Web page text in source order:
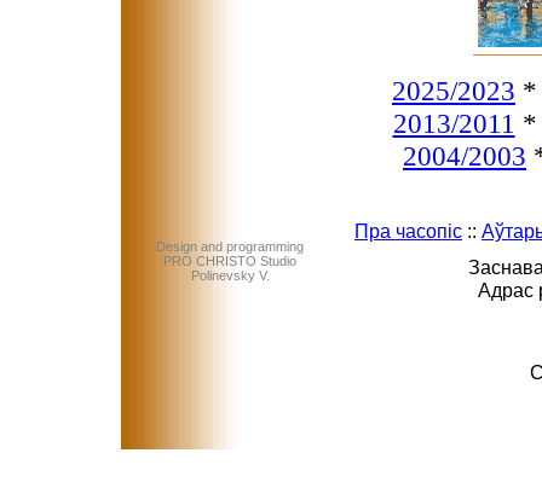
2025/2023
2013/2011
2004/2003
Design and programming
PRO CHRISTO Studio
Polinevsky V.
Пра часопіс ::
Адрас